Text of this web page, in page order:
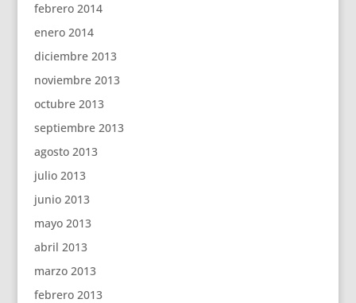
febrero 2014
enero 2014
diciembre 2013
noviembre 2013
octubre 2013
septiembre 2013
agosto 2013
julio 2013
junio 2013
mayo 2013
abril 2013
marzo 2013
febrero 2013